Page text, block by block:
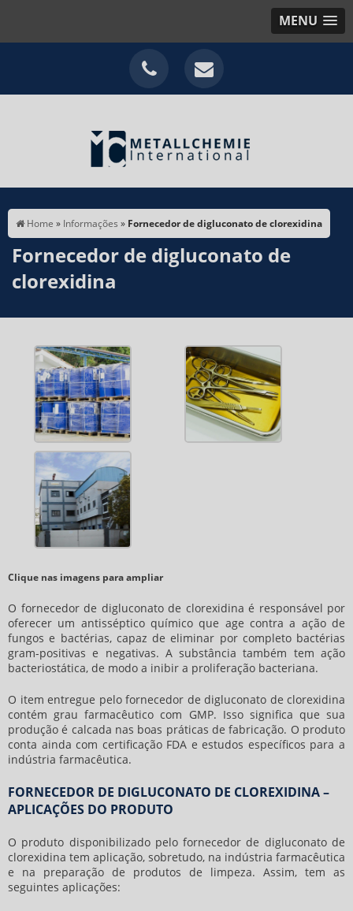
MENU
Home » Informações » Fornecedor de digluconato de clorexidina
Fornecedor de digluconato de
clorexidina
Clique nas imagens para ampliar
O fornecedor de digluconato de clorexidina é responsável por
oferecer um antisséptico químico que age contra a ação de
fungos e bactérias, capaz de eliminar por completo bactérias
gram-positivas e negativas. A substância também tem ação
bacteriostática, de modo a inibir a proliferação bacteriana.
O item entregue pelo fornecedor de digluconato de clorexidina
contém grau farmacêutico com GMP. Isso significa que sua
produção é calcada nas boas práticas de fabricação. O produto
conta ainda com certificação FDA e estudos específicos para a
indústria farmacêutica.
FORNECEDOR DE DIGLUCONATO DE CLOREXIDINA –
APLICAÇÕES DO PRODUTO
O produto disponibilizado pelofornecedor de digluconato de
clorexidina tem aplicação, sobretudo, na indústria farmacêutica
e na preparação de produtos de limpeza. Assim, tem as
seguintes aplicações: